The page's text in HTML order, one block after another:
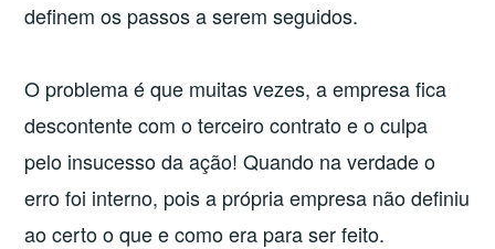
definem os passos a serem seguidos.
O problema é que muitas vezes, a empresa fica
descontente com o terceiro contrato e o culpa
pelo insucesso da ação! Quando na verdade o
erro foi interno, pois a própria empresa não definiu
ao certo o que e como era para ser feito.